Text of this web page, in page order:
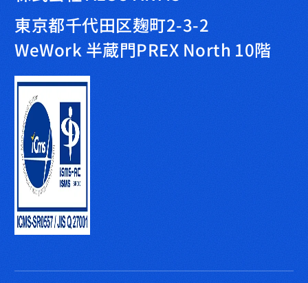
東京都千代田区麹町2-3-2
WeWork 半蔵門PREX North 10階